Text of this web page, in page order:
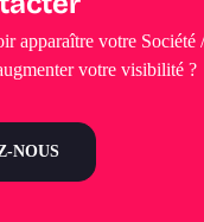
apparaître votre Société
votre visibilité ?
NOUS